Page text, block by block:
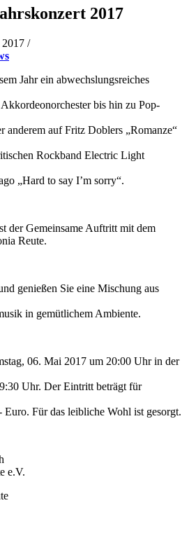
2017
/
Jahr ein abwechslungsreiches
bis hin zu Pop-
anderem auf Fritz Doblers „Romanze“
Rockband Electric Light
„Hard to say I’m sorry“.
der Gemeinsame Auftritt mit dem
Reute.
genießen Sie eine Mischung aus
in gemütlichem Ambiente.
06. Mai 2017 um 20:00 Uhr in der
Uhr. Der Eintritt beträgt für
Für das leibliche Wohl ist gesorgt.
e.V.